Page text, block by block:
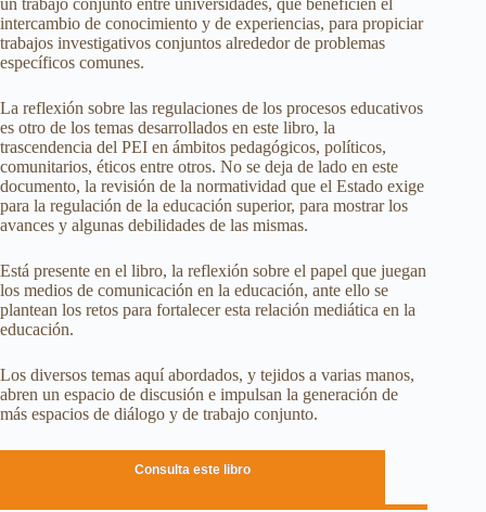
un trabajo conjunto entre universidades, que beneficien el
intercambio de conocimiento y de experiencias, para propiciar
trabajos investigativos conjuntos alrededor de problemas
específicos comunes.
La reflexión sobre las regulaciones de los procesos educativos
es otro de los temas desarrollados en este libro, la
trascendencia del PEI en ámbitos pedagógicos, políticos,
comunitarios, éticos entre otros. No se deja de lado en este
documento, la revisión de la normatividad que el Estado exige
para la regulación de la educación superior, para mostrar los
avances y algunas debilidades de las mismas.
Está presente en el libro, la reflexión sobre el papel que juegan
los medios de comunicación en la educación, ante ello se
plantean los retos para fortalecer esta relación mediática en la
educación.
Los diversos temas aquí abordados, y tejidos a varias manos,
abren un espacio de discusión e impulsan la generación de
más espacios de diálogo y de trabajo conjunto.
Consulta este libro